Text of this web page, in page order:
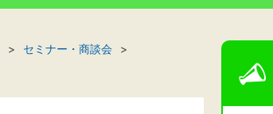
セミナー・商談会